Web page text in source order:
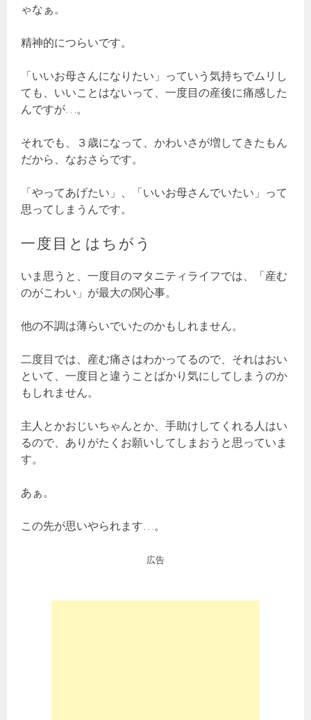
ゃなぁ。
精神的につらいです。
「いいお母さんになりたい」っていう気持ちでムリし
ても、いいことはないって、一度目の産後に痛感した
んですが…。
それでも、３歳になって、かわいさが増してきたもん
だから、なおさらです。
「やってあげたい」、「いいお母さんでいたい」って
思ってしまうんです。
一度目とはちがう
いま思うと、一度目のマタニティライフでは、「産む
のがこわい」が最大の関心事。
他の不調は薄らいでいたのかもしれません。
二度目では、産む痛さはわかってるので、それはおい
といて、一度目と違うことばかり気にしてしまうのか
もしれません。
主人とかおじいちゃんとか、手助けしてくれる人はい
るので、ありがたくお願いしてしまおうと思っていま
す。
あぁ。
この先が思いやられます…。
広告